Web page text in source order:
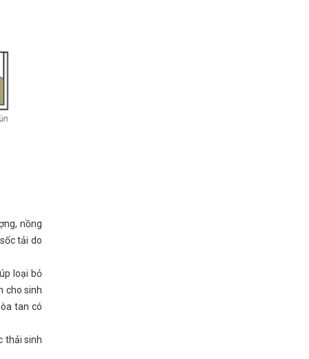
nồng
tải do
loại bỏ
cho sinh
tan có
thải sinh